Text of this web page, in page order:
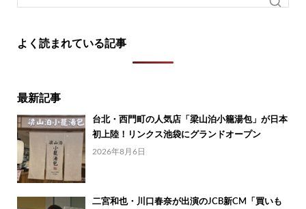
よく読まれている記事
最新記事
台北・西門町の人気店「梁山泊小籠湯包」が日本
初上陸！リンクス池袋にグランドオープン
2026年8月6日
二宮和也・川口春奈が出演のJCB新CM「買いも